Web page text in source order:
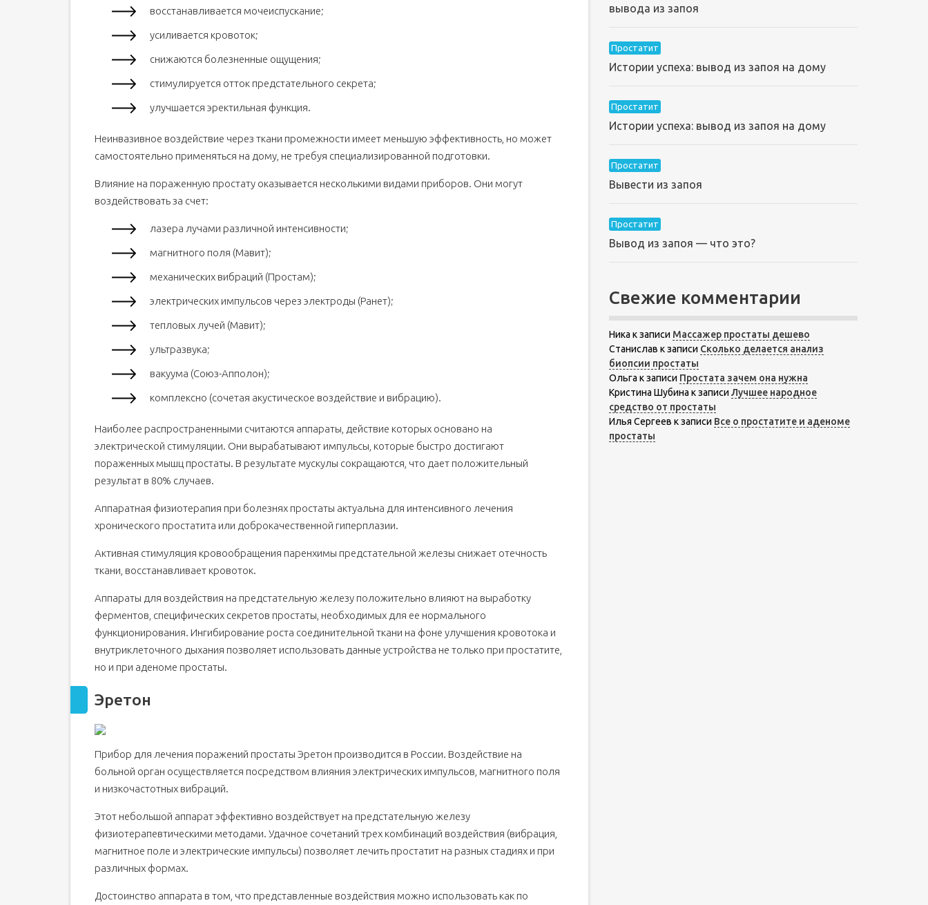
восстанавливается мочеиспускание;
усиливается кровоток;
снижаются болезненные ощущения;
стимулируется отток предстательного секрета;
улучшается эректильная функция.
Неинвазивное воздействие через ткани промежности имеет меньшую эффективность, но может
самостоятельно применяться на дому, не требуя специализированной подготовки.
Влияние на пораженную простату оказывается несколькими видами приборов. Они могут
воздействовать за счет:
лазера лучами различной интенсивности;
магнитного поля (Мавит);
механических вибраций (Простам);
электрических импульсов через электроды (Ранет);
тепловых лучей (Мавит);
ультразвука;
вакуума (Союз-Апполон);
комплексно (сочетая акустическое воздействие и вибрацию).
Наиболее распространенными считаются аппараты, действие которых основано на
электрической стимуляции. Они вырабатывают импульсы, которые быстро достигают
пораженных мышц простаты. В результате мускулы сокращаются, что дает положительный
результат в 80% случаев.
Аппаратная физиотерапия при болезнях простаты актуальна для интенсивного лечения
хронического простатита или доброкачественной гиперплазии.
Активная стимуляция кровообращения паренхимы предстательной железы снижает отечность
ткани, восстанавливает кровоток.
Аппараты для воздействия на предстательную железу положительно влияют на выработку
ферментов, специфических секретов простаты, необходимых для ее нормального
функционирования. Ингибирование роста соединительной ткани на фоне улучшения кровотока и
внутриклеточного дыхания позволяет использовать данные устройства не только при простатите,
но и при аденоме простаты.
Эретон
Прибор для лечения поражений простаты Эретон производится в России. Воздействие на
больной орган осуществляется посредством влияния электрических импульсов, магнитного поля
и низкочастотных вибраций.
Этот небольшой аппарат эффективно воздействует на предстательную железу
физиотерапевтическими методами. Удачное сочетаний трех комбинаций воздействия (вибрация,
магнитное поле и электрические импульсы) позволяет лечить простатит на разных стадиях и при
различных формах.
Достоинство аппарата в том, что представленные воздействия можно использовать как по
вывода из запоя
Простатит
Истории успеха: вывод из запоя на дому
Простатит
Истории успеха: вывод из запоя на дому
Простатит
Вывести из запоя
Простатит
Вывод из запоя — что это?
Свежие комментарии
Ника к записи Массажер простаты дешево
Станислав к записи Сколько делается анализ
биопсии простаты
Ольга к записи Простата зачем она нужна
Кристина Шубина к записи Лучшее народное
средство от простаты
Илья Сергеев к записи Все о простатите и аденоме
простаты